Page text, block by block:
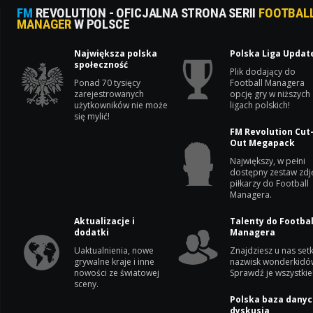
FM REVOLUTION - OFICJALNA STRONA SERII
MANAGERW POLSCE
Największa polska
społeczność
Ponad 70 tysięcy
zarejestrowanych
użytkowników nie może
się mylić!
Polska Liga
Plik dodający do
Football Managera
opcję gry w niższych
ligach polskich!
FM Revolution
Out Megapack
Największy, w pełni
dostępny zestaw
piłkarzy do Football
Managera.
Aktualizacje i
dodatki
Uaktualnienia, nowe
grywalne kraje i inne
nowości ze światowej
sceny.
Talenty do
Managera
Znajdziesz u nas
nazwisk
Sprawdź je
Polska baza
dyskusja